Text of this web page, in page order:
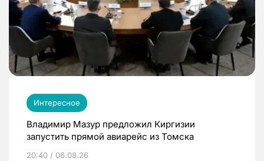
Интересное
Владимир Мазур предложил Киргизии
запустить прямой авиарейс из Томска
20:40 / 06.08.26